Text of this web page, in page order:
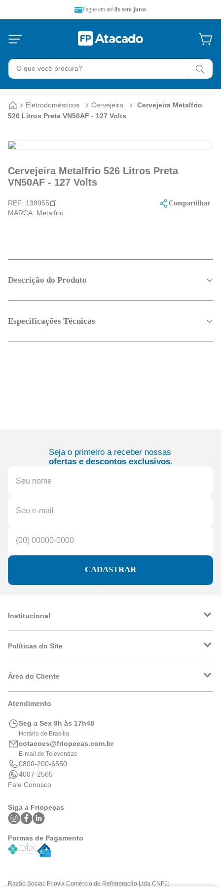
Pague em até 8x sem juros
O que você procura?
Eletrodomésticos Cervejeira
Cervejeira Metalfrio
526 Litros Preta VN50AF - 127 Volts
Cervejeira Metalfrio 526 Litros Preta
VN50AF - 127 Volts
REF: 138955
MARCA: Metalfrio
Compartilhar
Descrição do Produto
Especificações Técnicas
Seja o primeiro a receber nossas
ofertas e descontos exclusivos.
CADASTRAR
Institucional
Trabalhe Conosco
Políticas do Site
Política de Privacidade
Logística
Área do Cliente
Meus Pedidos
Portal de Boletos
Atendimento
Seg a Sex 9h às 17h48
Horário de Brasília
cotacoes@friopecas.com.br
E-mail de Televendas
0800-200-6550
4007-2565
Fale Conosco
Siga a Friopeças
Formas de Pagamento
Razão Social: Friovix Comércio de Refrigeração Ltda CNPJ: